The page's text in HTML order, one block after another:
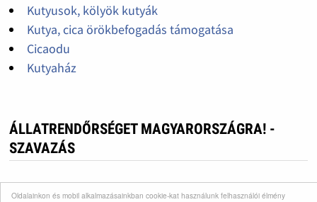
Oldalainkon és mobil alkalmazásainkban cookie-kat használunk felhasználói élmény
Kutyusok, kölyök kutyák
Kutya, cica örökbefogadás támogatása
Cicaodu
Kutyaház
ÁLLATRENDŐRSÉGET MAGYARORSZÁGRA! -
SZAVAZÁS
Nagyon fontos lenne!